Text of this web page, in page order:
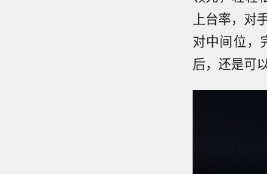
上台率，对
对中间位，
后，还是可